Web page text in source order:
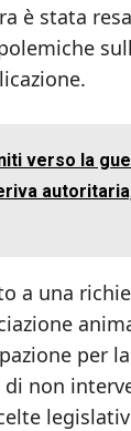
è stata
verso la
a una
per
non